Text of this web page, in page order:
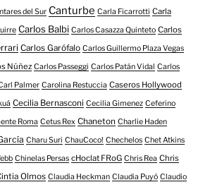
del Sur Canturbe Carla Ficarrotti Carla
Carlos Balbi Carlos Casazza Quinteto Carlos
Carlos Garófalo Carlos Guillermo Plaza Vegas
Núñez Carlos Passeggi Carlos Patán Vidal Carlos
Palmer Carolina Restuccia Caseros Hollywood
Cecilia Bernasconi Cecilia Gimenez Ceferino
Roma Cetus Rex Chaneton Charlie Haden
Charu Suri ChauCoco! Chechelos Chet Atkins
Chinelas Persas cHoclat FRoG Chris Rea Chris
Olmos Claudia Heckman Claudia Puyó Claudio